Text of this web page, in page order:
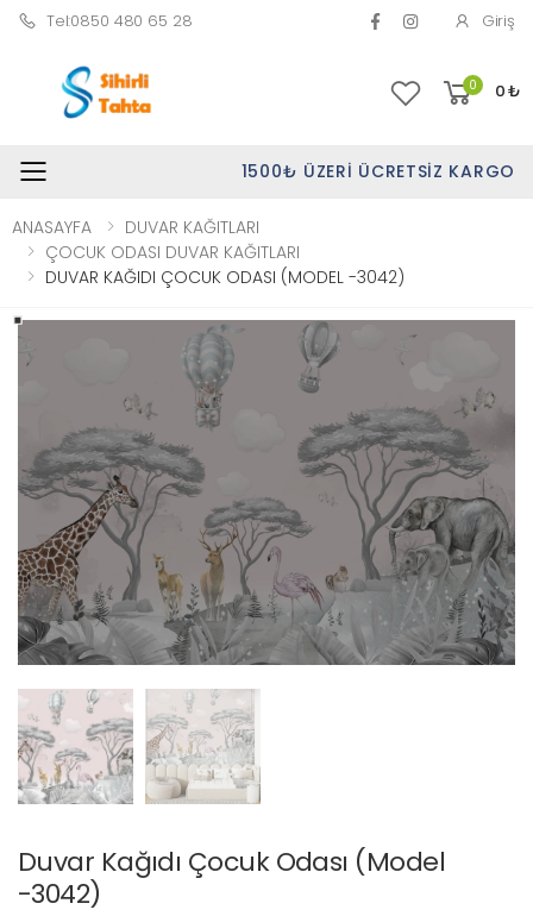
Tel:0850 480 65 28 Giriş
0 0₺
Toggle mobile menu1500₺ ÜZERI ÜCRETSIZ KARGO
ANASAYFA
DUVAR KAĞITLARI
ÇOCUK ODASI DUVAR KAĞITLARI
DUVAR KAĞIDI ÇOCUK ODASI (MODEL -3042)
Duvar Kağıdı Çocuk Odası (Model
-3042)